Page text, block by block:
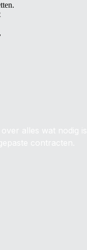
alles wat nodig is
contracten.